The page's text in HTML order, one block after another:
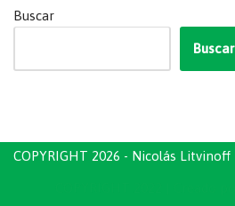
Buscar
Buscar
COPYRIGHT 2026 - Nicolás Litvinoff